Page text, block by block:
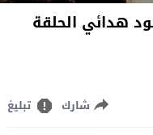
هدائي الحلقة
شارك تبليغ